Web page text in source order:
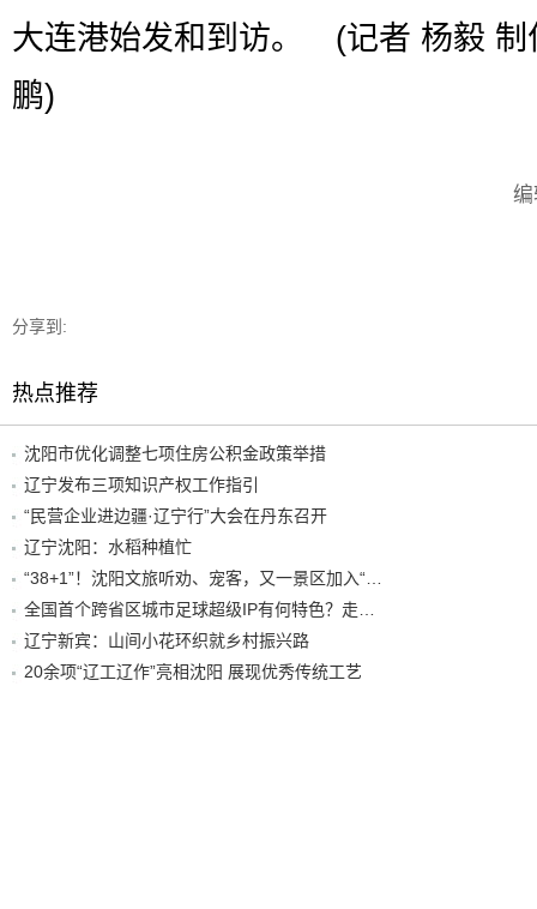
大连港始发和到访。 (记者 杨毅 制
鹏)
分享到:
热点推荐
沈阳市优化调整七项住房公积金政策举措
辽宁发布三项知识产权工作指引
“民营企业进边疆·辽宁行”大会在丹东召开
辽宁沈阳：水稻种植忙
辽宁新宾：山间小花环织就乡村振兴路
20余项“辽工辽作”亮相沈阳 展现优秀传统工艺